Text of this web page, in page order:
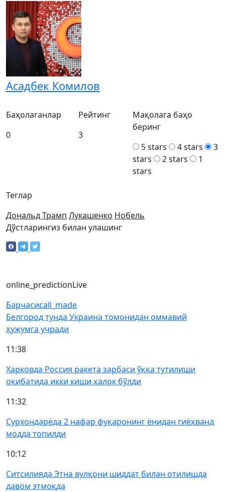
Асадбек Комилов
Теглар
Дональд Трамп Лукашенко Нобель
Баҳолаганлар
0
Рейтинг
3
Мақолага баҳо
беринг
5 stars
4 stars
3
stars
2 stars
1
stars
Дўстларингиз билан улашинг
online_predictionLive
Барчасиcall_made
Белгород тунда Украина томонидан оммавий
ҳужумга учради
11:38
Харковда Россия ракета зарбаси ўққа тутилиши
оқибатида икки киши ҳалок бўлди
11:32
Сурхондарёда 2 нафар фуқаронинг ёнидан гиёҳванд
модда топилди
10:12
Ситсилияда Этна вулқони шиддат билан отилишда
давом этмоқда